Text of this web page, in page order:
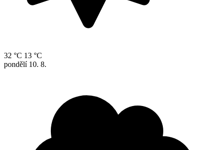
32 °C 13 °C
pondělí 10. 8.